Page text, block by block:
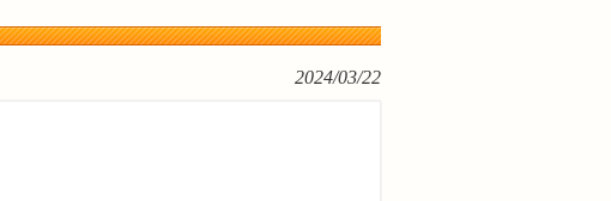
2024/03/22